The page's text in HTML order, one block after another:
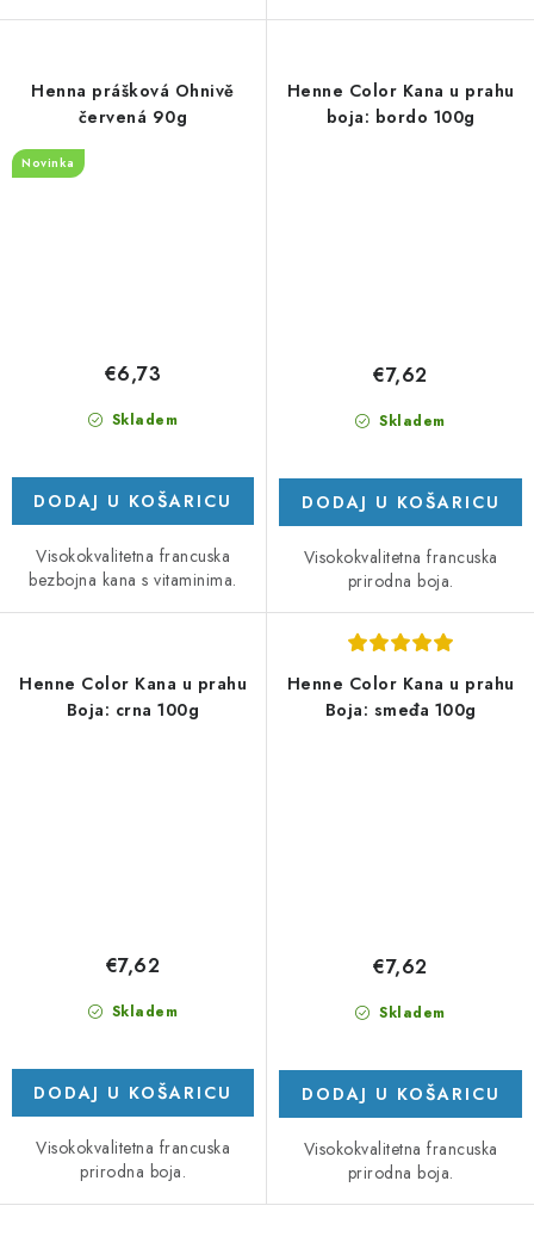
Henna prášková Ohnivě
červená 90g
Novinka
Skladem
€6,73
DODAJ U KOŠARICU
Visokokvalitetna francuska
bezbojna kana s vitaminima.
Henne Color Kana u prahu
boja: bordo 100g
Skladem
€7,62
DODAJ U KOŠARICU
Visokokvalitetna francuska
prirodna boja.
Henne Color Kana u prahu
Boja: crna 100g
Skladem
€7,62
DODAJ U KOŠARICU
Visokokvalitetna francuska
prirodna boja.
Henne Color Kana u prahu
Boja: smeđa 100g
Skladem
€7,62
DODAJ U KOŠARICU
Visokokvalitetna francuska
prirodna boja.